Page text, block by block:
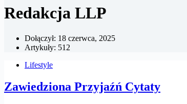
Redakcja LLP
Dołączył: 18 czerwca, 2025
Artykuły: 512
Lifestyle
Zawiedziona Przyjaźń Cytaty